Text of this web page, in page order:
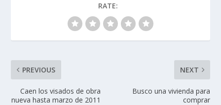
RATE:
PREVIOUS
Caen los visados de obra
nueva hasta marzo de 2011
NEXT
Busco una vivienda para
comprar